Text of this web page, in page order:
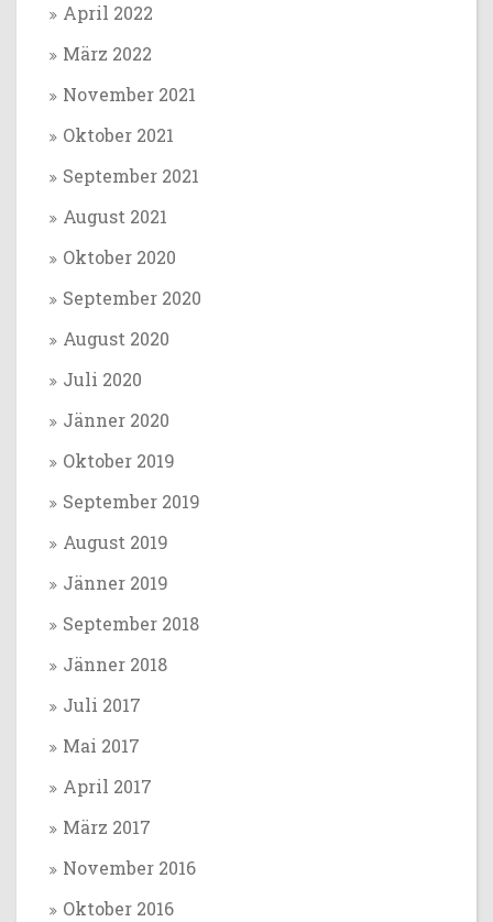
April 2022
März 2022
November 2021
Oktober 2021
September 2021
August 2021
Oktober 2020
September 2020
August 2020
Juli 2020
Jänner 2020
Oktober 2019
September 2019
August 2019
Jänner 2019
September 2018
Jänner 2018
Juli 2017
Mai 2017
April 2017
März 2017
November 2016
Oktober 2016